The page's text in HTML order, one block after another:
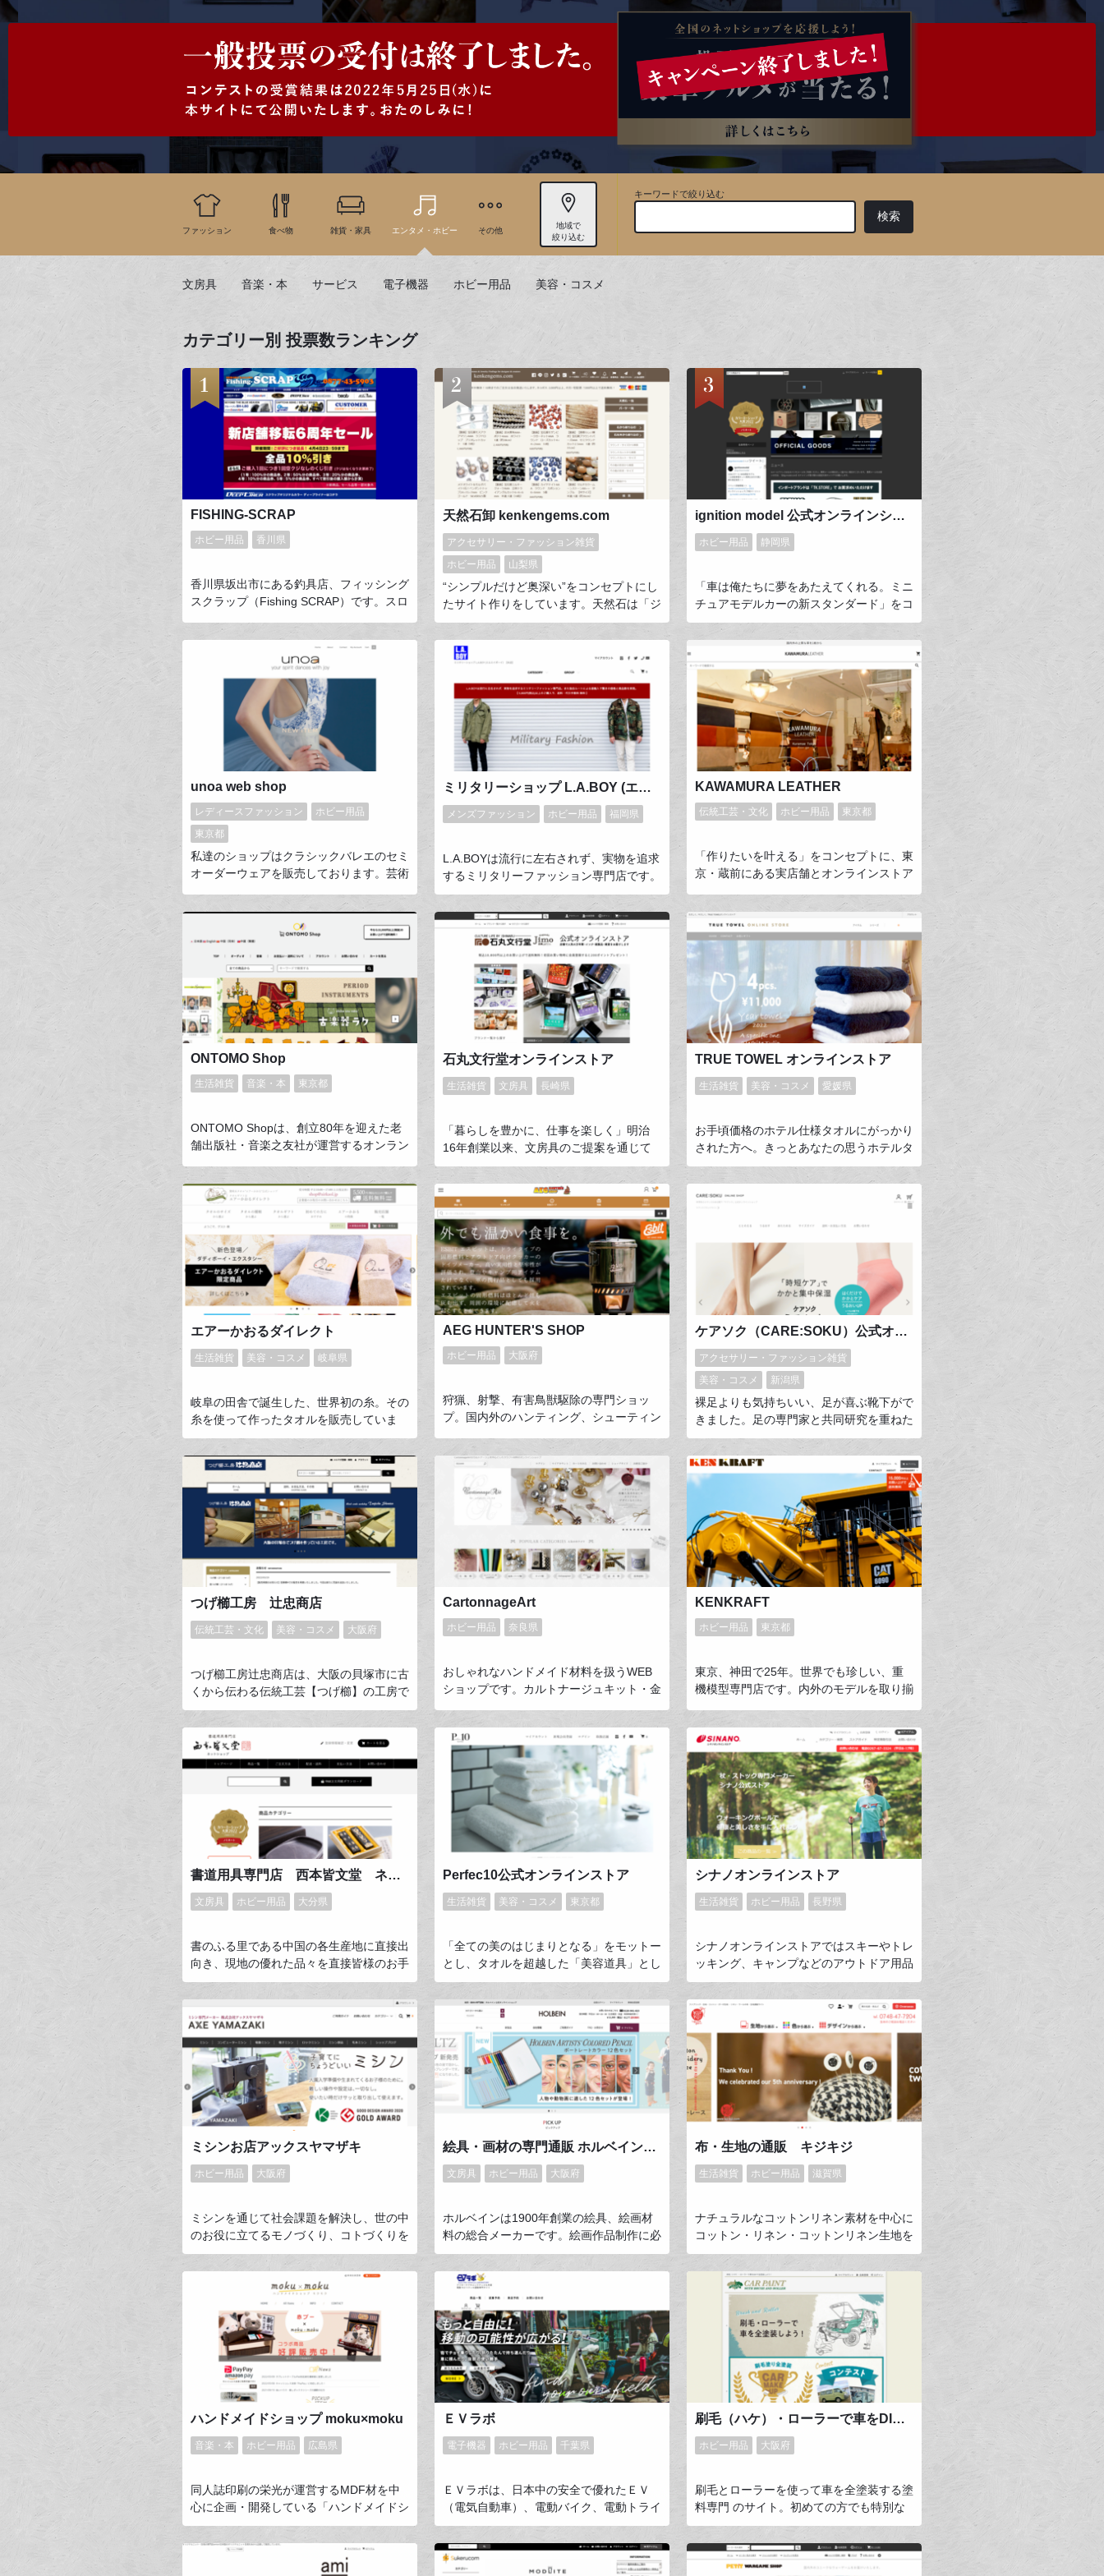
キーワードで絞り込む
ファッション 食べ物 雑貨・家具 エンタメ・ホビー その他
地域で
絞り込む
文房具 音楽・本 サービス 電子機器 ホビー用品 美容・コスメ
カテゴリー別 投票数ランキング
FISHING-SCRAP
ホビー用品 香川県
香川県坂出市にある釣具店、フィッシング
スクラップ（Fishing SCRAP）です。スロ
グ、ルアー、ロッドなどの釣具を主に取り
揃えております。
天然石卸 kenkengems.com
アクセサリー・ファッション雑貨
ホビー用品
山梨県
“シンプルだけど奥深い”をコンセプトにし
たサイト作りをしています。天然石は「ジ
ュエリーのパーツ」であり「パワーストー
ン」でもあり「鉱物」でもあります。それ
らに携わるお客様の立ち位置の邪魔をせず
欲しい情報をしっかり届けるのが
kenkengems.comの魅力だと思っていま
す。サイト開設から15年間、多くのハン
ドメイド作家様、大手ジュエリーブランド
からご愛顧いただいています。
ignition model 公式オンラインショップ
ホビー用品 静岡県
「車は俺たちに夢をあたえてくれる。ミニ
チュアモデルカーの新スタンダード」をコ
ンセプトに国産旧車からスポーツカー、流
行りのSUVまでをラインナップ。ハンドメ
イドで丁寧につくり込むミニチュアモデル
カーメーカーです。私たちはミニチュアカ
ーを通じて自動車の歴史やカスタム文化を
次代に継承できればと考えています。毎月
20~30種の新作を全世界へ発信しています
ので、オンラインショップをのぞいてみて
ください。
unoa web shop
レディースファッション
ホビー用品
東京都
私達のショップはクラシックバレエのセミ
オーダーウェアを販売しております。芸術
を豊富なバリエーションからお選びいただ
く完全受注生産で、特別な1着に出会えま
す。デザインやビジュアル制作、生産まで
全てにこだわりを持ち、自社アトリエで行
なっております。世界で活躍するプロフェ
ッショナルから趣味でバレエを嗜む皆様ま
で幅広い方々に愛されている設立5年目の
ブランドです。
ミリタリーショップ L.A.BOY (エルエイボーイ）
メンズファッション ホビー用品 福岡県
L.A.BOYは流行に左右されず、実物を追求
するミリタリーファッション専門店です。
アメリカやヨーロッパを中心に独自ルート
による直輸入で驚きの価格と商品数を実
現。軍放出品の他に希少なアメリカングッ
ズなども多数取り扱っております。
KAWAMURA LEATHER
伝統工芸・文化 ホビー用品 東京都
「作りたいを叶える」をコンセプトに、東
京・蔵前にある実店舗とオンラインストア
スペースとして専用の機材などを作り手さ
んに開放している革の専門店です。 イタ
リアから直接輸入した革を中心に国内外の
上質な革を厳選して取り扱っており、革の
魅力や素晴らしさを一人でも多くの人に知
ってもらうためにSNSでの情報発信にも力
を入れています。
ONTOMO Shop
生活雑貨 音楽・本 東京都
ONTOMO Shopは、創立80年を迎えた老
舗出版社・音楽之友社が運営するオンラン
はありません！ 自社で出版する雑誌の企
画とコラボしたスピーカー・キットなどの
オーディオ、教本「ピアノランド」などの
ミュージックデータ、音楽教材やグッズな
ど、ここでしか入手できないユニークなオ
ーディオと音楽の限定品・セレクト品など
を多く取り揃えています。
石丸文行堂オンラインストア
生活雑貨 文房具 長崎県
「暮らしを豊かに、仕事を楽しく」明治
16年創業以来、文房具のご提案を通じて
お客様に喜んでいただくことが、私たちの
喜びです。特にデジタルコミュニケーショ
ン中心の現代だからこそ「手書きを楽し
む」豊かな時間を提案し続けています。
MDはオリジナル商品と独自の仕入ネット
ワークを活かした国内外のセレクト品で組
み立て、約140年間の実店舗運営で培った
目利きと接客をオンラインでもお届けいた
します。
TRUE TOWEL オンラインストア
生活雑貨 美容・コスメ 愛媛県
お手頃価格のホテル仕様タオルにがっかり
された方へ。きっとあなたの思うホテルタ
オルはコレのはず。どこまでもシンプルで
居て、どこまでも濃密なタオルです。永年
にわたって培ってきたホテルタオルをつく
エアーかおるダイレクト
生活雑貨 美容・コスメ 岐阜県
岐阜の田舎で誕生した、世界初の糸。その
糸を使って作ったタオルを販売していま
す。吸水力・ボリューム感・速乾性にすぐ
れたタオルは、おかげさまで累計販売枚数
1200万枚を突破しました。
AEG HUNTER'S SHOP
ホビー用品 大阪府
狩猟、射撃、有害鳥獣駆除の専門ショッ
プ。国内外のハンティング、シューティン
アウトドア用品からもセレクトし、タフな
狩猟活動に耐え得る高機能なウェアやグッ
ズを取り扱っております。スタッフも現役
ハンターなので、ビギナーからベテランハ
ンターまではもちろん、これから狩猟を始
めようと考えているお客様にも懇切丁寧に
応対いたします。
ケアソク（CARE:SOKU）公式オンラインショップ
アクセサリー・ファッション雑貨
美容・コスメ
新潟県
裸足よりも気持ちいい、足が喜ぶ靴下がで
きました。足の専門家と共同研究を重ねた
「ケアソク」は、科学的エビデンスのある
新基軸の靴下（フットヘルスウェア）で
す。コンセプトは “予防科学”。「足が疲れ
やすい」「かかとがカサつく」など日常的
な悩みの解決だけでなく、足本来の機能を
引き出すことで身体の不調を未然に防ぐ靴
下を目指します。
つげ櫛工房 辻忠商店
伝統工芸・文化 美容・コスメ 大阪府
つげ櫛工房辻忠商店は、大阪の貝塚市に古
くから伝わる伝統工芸【つげ櫛】の工房で
す。当店ではつげ櫛を中心にいろいろな木
櫛を製造、販売しています。つげ櫛で髪を
梳かすと髪がすっと落ち着いてつやつやに
なります。静電気が起きにくいので髪を痛
めることがなく、表面がとても滑らかなの
がつげ櫛の特徴です。木の櫛の中でもつげ
櫛は最上級の木櫛とされています。
CartonnageArt
ホビー用品 奈良県
おしゃれなハンドメイド材料を扱うWEB
ショップです。カルトナージュキット・金
類まで幅広く取り扱っています。オリジナ
ル商品多数で、他では購入出来ない逸品も
揃っています。オリジナルレザークラフト
技法「ArtLeatherge」のご提案もしていま
す。新たな趣味に、ご自分好み、ご自分仕
様の使って楽しめる作品が出来る
「Cartonnage（カルトナージュ）」お勧
めです♪
KENKRAFT
ホビー用品 東京都
東京、神田で25年。世界でも珍しい、重
機模型専門店です。内外のモデルを取り揃
す。模型だけでなく実機にも詳しいオーナ
ーは重機ジャーナリストでもあり、世界の
重機メーカー工場や重機が働く現場にも出
向いて取材、本まで作っています。TV出
演も多数しております。
書道用具専門店 西本皆文堂 ネットショップ
文房具 ホビー用品 大分県
書のふる里である中国の各生産地に直接出
向き、現地の優れた品々を直接皆様のお手
元へお届けする努力をして参りました。
又、国内におきましては、お客様と、協賛
していただいております各メーカー様の橋
渡し役として、書の道具へのこだわりに少
しでもお手伝いができましたらと考えてお
ります。
Perfec10公式オンラインストア
生活雑貨 美容・コスメ 東京都
「全ての美のはじまりとなる」をモットー
とし、タオルを超越した「美容道具」とし
てのご提案。肌や髪をいたわり、根源的な
美容を追求するタオルとして昨年デビュー
しました。使えば絶対にとりこになる、や
わらかさに加え吸水力。誰もが初めての感
触でしょう。そんなPerfec10の公式オン
ラインストアです。
シナノオンラインストア
生活雑貨 ホビー用品 長野県
シナノオンラインストアではスキーやトレ
ッキング、キャンプなどのアウトドア用品
から歩行を支える杖・ステッキなど、幅広
い製品をメーカーからお客様へ直に提供し
ています。創業から100年以上のSINANO
は今後も人々に楽しみと健康を提供しつづ
けるメーカーとして、オンラインストアを
通じてお客様からいただく声を大切に、製
品品質・サービス向上を目指していきま
す。
ミシンお店アックスヤマザキ
ホビー用品 大阪府
ミシンを通じて社会課題を解決し、世の中
のお役に立てるモノづくり、コトづくりを
していきたい。そして、もう一度、ミシン
で「一家に一台」を目指しています。初心
者の方、ミシンに苦手意識を持っている方
でも、気軽にお使いいただけるように、ま
た、手作りによって生まれる感動や愛情表
現を、一人でも多くの方に実感してもらえ
るようお客様に寄り添ったミシンを開発
し、多くの方に広めていきたいと考えてお
ります。
絵具・画材の専門通販 ホルベイン公式オンラインショップ
文房具 ホビー用品 大阪府
ホルベインは1900年創業の絵具、絵画材
料の総合メーカーです。絵画作品制作に必
要な画材から、輸入筆記具まで豊富な商品
を取り揃えております。
布・生地の通販 キジキジ
生活雑貨 ホビー用品 滋賀県
ナチュラルなコットンリネン素材を中心に
コットン・リネン・コットンリネン生地を
取り扱っています。ネット専業ながら実店
舗と変わらない接客を目指しています。
SNS特にインスタグラムを通して８万人以
上のフォロワーとショップをつなげていま
す。インスタでのお客様の作品例投稿も非
常に多く#kijikijiworksを通してお客様と繋
がりを持っています。
ハンドメイドショップ moku×moku
音楽・本 ホビー用品 広島県
同人誌印刷の栄光が運営するMDF材を中
心に企画・開発している「ハンドメイドシ
ョップ moku × moku」です。ぬいぐる
みやドール、推しグッズを飾るための作品
としてぬいハウス・推しボックス・ミニ家
ＥＶラボ
電子機器 ホビー用品 千葉県
ＥＶラボは、日本中の安全で優れたＥＶ
（電気自動車）、電動バイク、電動トライ
ク、電動キックボード、電動スケボー、ミ
ニセグウェイなどの電動モビリティの通販
専門店です。全国どこにでも迅速にお届け
刷毛（ハケ）・ローラーで車をDIYで全塗装しよう！
ホビー用品 大阪府
刷毛とローラーを使って車を全塗装する塗
料専門 のサイト。初めての方でも特別な
道具や場所いらずで簡単に車の色を変える
ことが出来ます。当店の塗料を実際に塗ら
れたお客様からの事例写真を2,100台以上